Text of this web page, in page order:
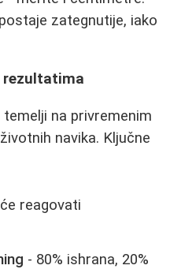
zategnutije, iako
rezultatima
na privremenim
navika. Ključne
reagovati
- 80% ishrana, 20%